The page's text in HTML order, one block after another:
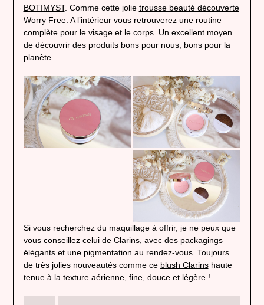
BOTIMYST. Comme cette jolie trousse beauté découverte
Worry Free. A l’intérieur vous retrouverez une routine
complète pour le visage et le corps. Un excellent moyen
de découvrir des produits bons pour nous, bons pour la
planète.
Si vous recherchez du maquillage à offrir, je ne peux que
vous conseillez celui de Clarins, avec des packagings
élégants et une pigmentation au rendez-vous. Toujours
de très jolies nouveautés comme ce blush Clarinshaute
tenue à la texture aérienne, fine, douce et légère !